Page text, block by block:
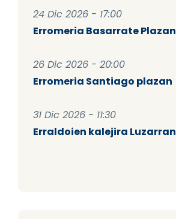
24 Dic 2026 - 17:00
Erromeria Basarrate Plazan
26 Dic 2026 - 20:00
Erromeria Santiago plazan
31 Dic 2026 - 11:30
Erraldoien kalejira Luzarran